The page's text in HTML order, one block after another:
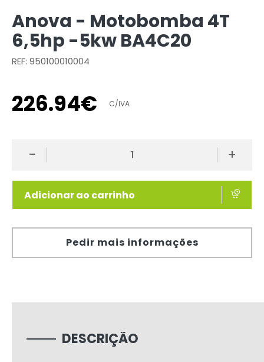
Anova - Motobomba 4T
6,5hp -5kw BA4C20
REF: 950100010004
226.94€ C/IVA
- +
Adicionar ao carrinho
Pedir mais informações
DESCRIÇÃO